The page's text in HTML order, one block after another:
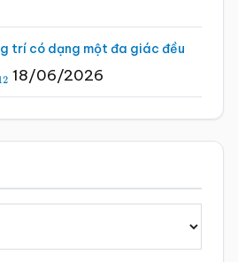
trí có dạng một đa giác đều
18/06/2026